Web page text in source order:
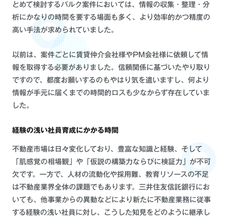
とめて検討するバルク案件においては、情報の収集・整理・分
析にかなりの時間を要する場面も多く、より効率的かつ精度の
高い手法が求められていました。
以前は、案件ごとに賃貸仲介会社様やPM会社様に依頼して情
報を取得する必要がありました。信頼関係に基づいたやり取り
ですので、都度お願いするのもやはり気を遣いますし、何より
情報が手元に届くまでの時間的ロスも少なからず存在していま
した。
経験の浅い社員育成にかかる時間
不動産市場は日々変化しており、豊富な知識と経験、そして
「肌感覚の相場観」や「仮説の構築力ならびに検証力」が不可
欠です。一方で、人材の流動化や採用難、教育リソースの不足
は不動産業界全体の課題でもあります。三井住友信託銀行にお
いても、他事業からの異動などにより新たに不動産業務に従事
する経験の浅い社員に対し、こうした知見をどのように継承し